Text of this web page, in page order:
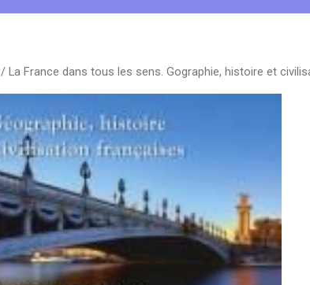
/ La France dans tous les sens. Gographie, histoire et